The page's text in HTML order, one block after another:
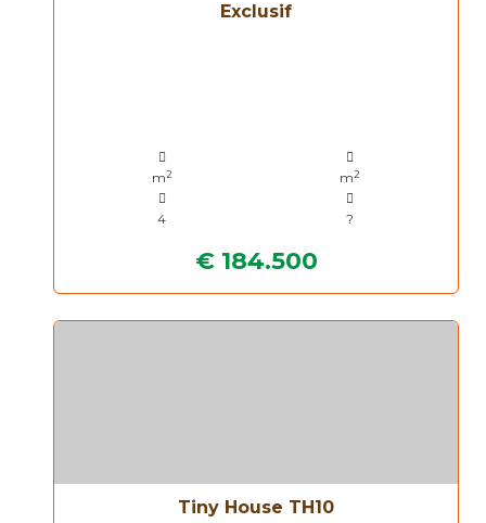
Exclusif
m2 m2
4 ?
€ 184.500
Tiny House TH10